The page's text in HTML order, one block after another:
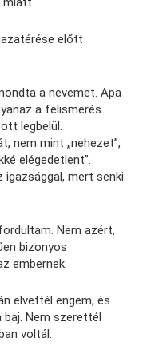
előtt
a nevemet. Apa
a felismerés
legbelül.
nem mint „nehezet”,
elégedetlent”.
igazsággal, mert senki
Nem azért,
bizonyos
embernek.
elvettél engem, és
Nem szerettél
voltál.